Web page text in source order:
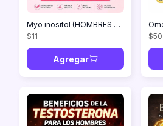
Myo inositol (HOMBRES Y MUJERES) 60 cápsulas
$11
Agregar
$50